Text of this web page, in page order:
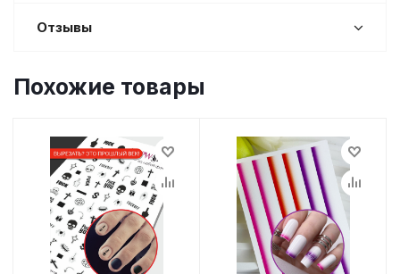
Отзывы
Похожие товары